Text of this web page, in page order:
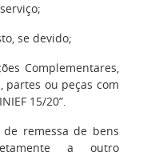
se devido;
Complementares,
partes ou peças com
15/20”.
remessa de bens
a outro